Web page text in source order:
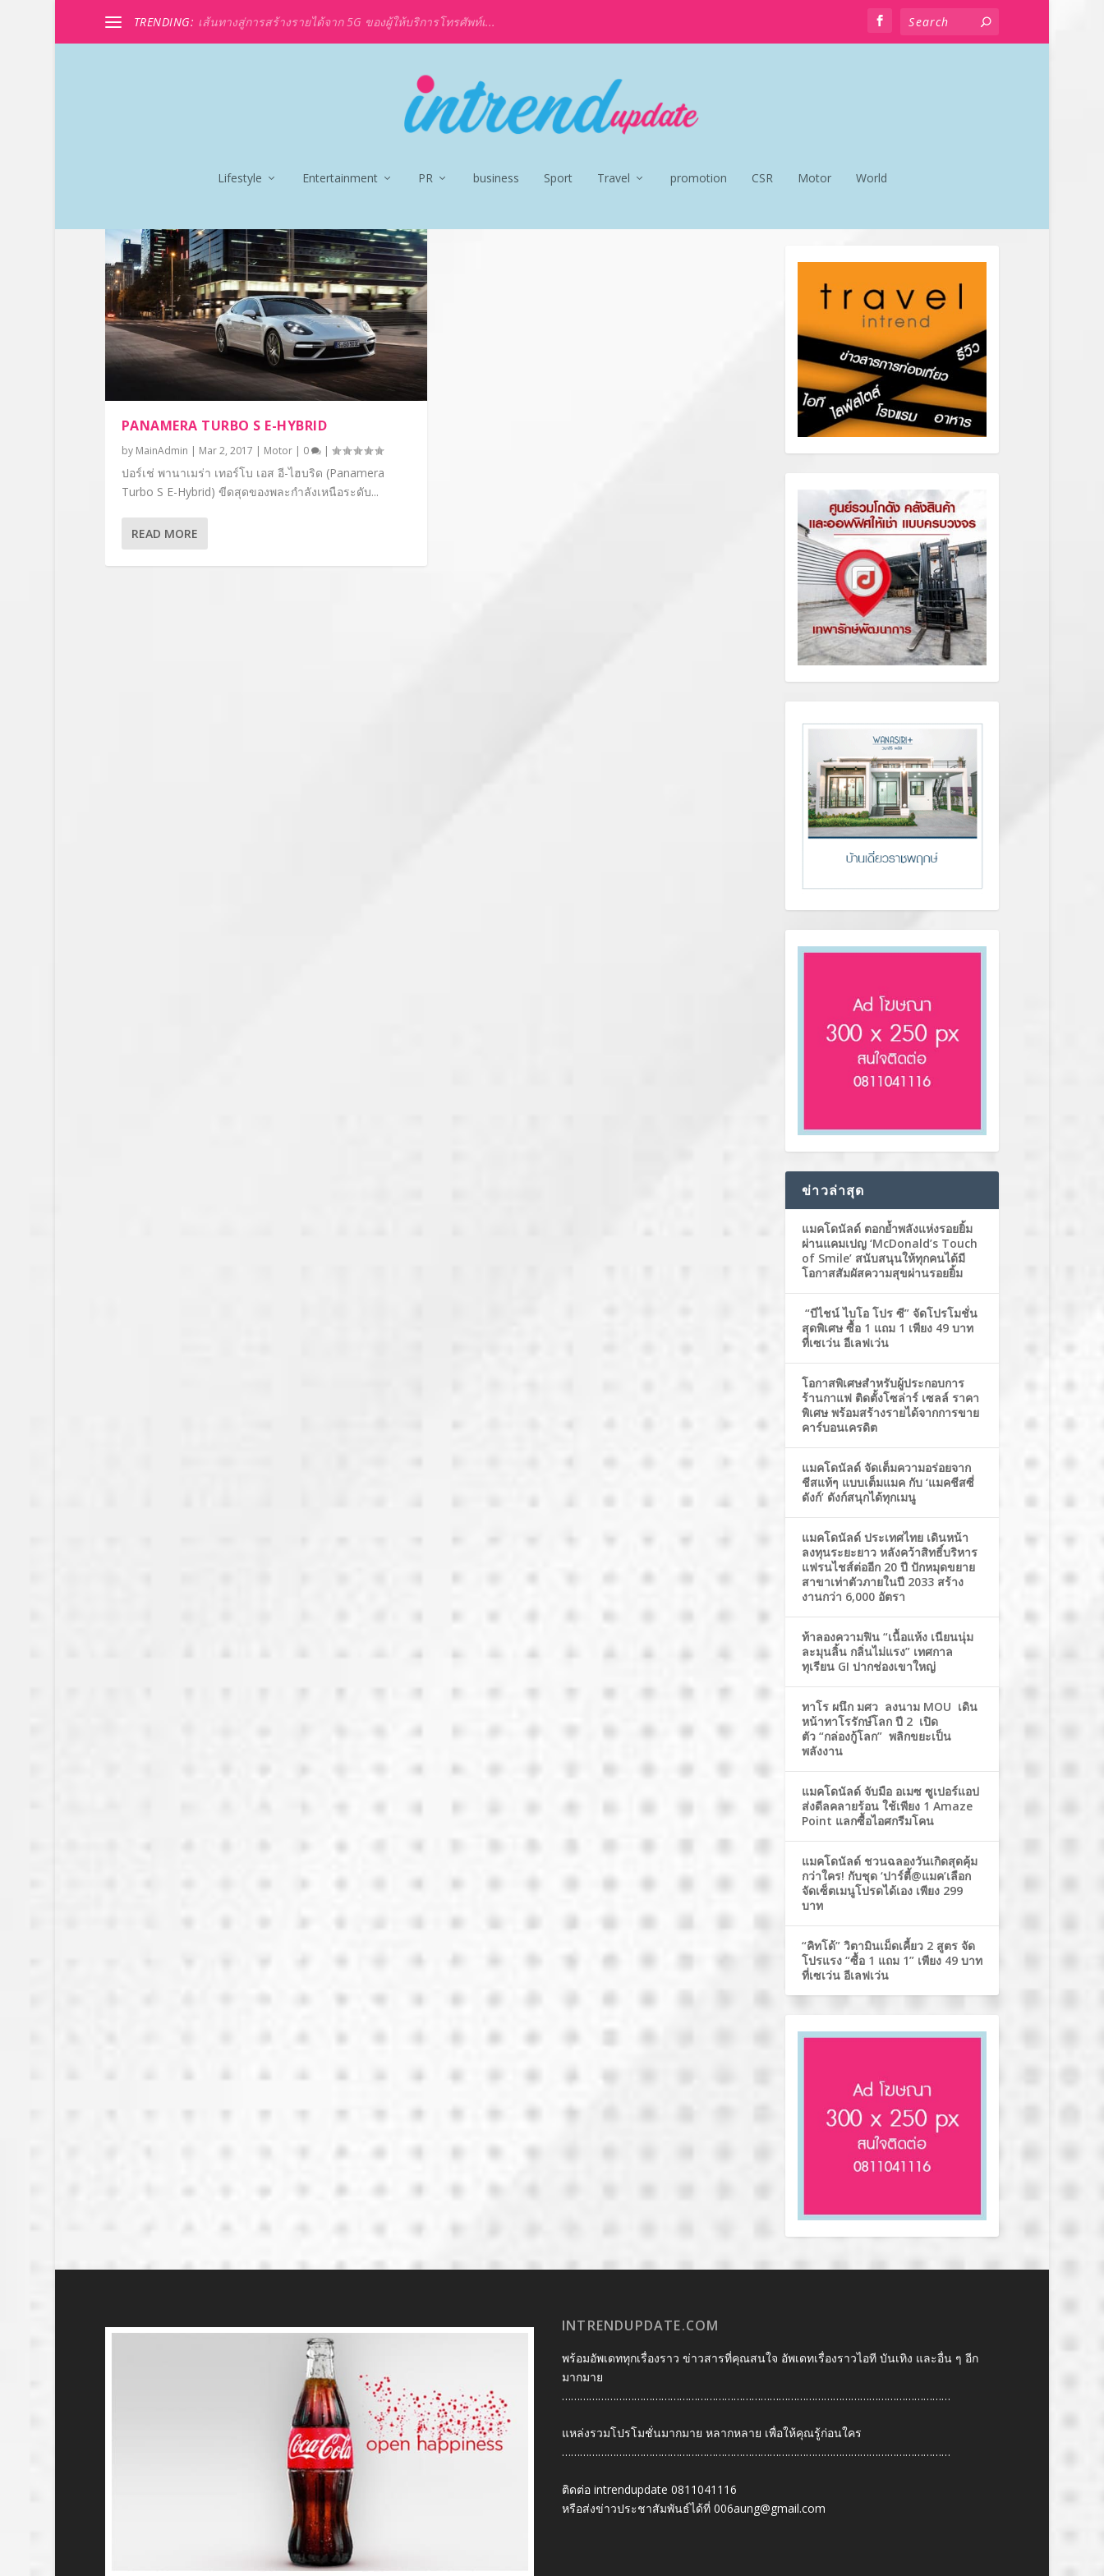
TRENDING: เส้นทางสู่การสร้างรายได้จาก 5G ของผู้ให้บริการโทรศัพท์เ...
Lifestyle Entertainment PR business Sport Travel promotion CSR Motor World
PANAMERA TURBO S E-HYBRID
PANAMERA TURBO S E-HYBRID
by MainAdmin | Mar 2, 2017 | Motor| 0 |
ปอร์เช่ พานาเมร่า เทอร์โบ เอส อี-ไฮบริด (Panamera
Turbo S E-Hybrid) ขีดสุดของพละกำลังเหนือระดับ...
READ MORE
ข่าวล่าสุด
แมคโดนัลด์ ตอกย้ำพลังแห่งรอยยิ้ม
ผ่านแคมเปญ ‘McDonald’s Touch
of Smile’ สนับสนุนให้ทุกคนได้มี
โอกาสสัมผัสความสุขผ่านรอยยิ้ม
“บีไชน์ ไบโอ โปร ซี” จัดโปรโมชั่น
สุดพิเศษ ซื้อ 1 แถม 1 เพียง 49 บาท
ที่เซเว่น อีเลฟเว่น
โอกาสพิเศษสำหรับผู้ประกอบการ
ร้านกาแฟ ติดตั้งโซล่าร์ เซลล์ ราคา
พิเศษ พร้อมสร้างรายได้จากการขาย
คาร์บอนเครดิต
แมคโดนัลด์ จัดเต็มความอร่อยจาก
ชีสแท้ๆ แบบเต็มแมค กับ ‘แมคชีสซี่
ดังก์’ ดังก์สนุกได้ทุกเมนู
แมคโดนัลด์ ประเทศไทย เดินหน้า
ลงทุนระยะยาว หลังคว้าสิทธิ์บริหาร
แฟรนไชส์ต่ออีก 20 ปี ปักหมุดขยาย
สาขาเท่าตัวภายในปี 2033 สร้าง
งานกว่า 6,000 อัตรา
ท้าลองความฟิน “เนื้อแห้ง เนียนนุ่ม
ละมุนลิ้น กลิ่นไม่แรง” เทศกาล
ทุเรียน GI ปากช่องเขาใหญ่
ทาโร ผนึก มศว ลงนาม MOU เดิน
หน้าทาโรรักษ์โลก ปี 2 เปิด
ตัว “กล่องกู้โลก” พลิกขยะเป็น
พลังงาน
แมคโดนัลด์ จับมือ อเมซ ซูเปอร์แอป
ส่งดีลคลายร้อน ใช้เพียง 1 Amaze
Point แลกซื้อไอศกรีมโคน
แมคโดนัลด์ ชวนฉลองวันเกิดสุดคุ้ม
กว่าใคร! กับชุด ‘ปาร์ตี้@แมค’เลือก
จัดเซ็ตเมนูโปรดได้เอง เพียง 299
บาท
“คิทโด้” วิตามินเม็ดเคี้ยว 2 สูตร จัด
โปรแรง “ซื้อ 1 แถม 1” เพียง 49 บาท
ที่เซเว่น อีเลฟเว่น
INTRENDUPDATE.COM
พร้อมอัพเดททุกเรื่องราว ข่าวสารที่คุณสนใจ อัพเดทเรื่องราวไอที บันเทิง และอื่น ๆ อีก
มากมาย
…………………………………………………………………………………………………………………
แหล่งรวมโปรโมชั่นมากมาย หลากหลาย เพื่อให้คุณรู้ก่อนใคร
…………………………………………………………………………………………………………………
ติดต่อ intrendupdate 0811041116
หรือส่งข่าวประชาสัมพันธ์ได้ที่ 006aung@gmail.com